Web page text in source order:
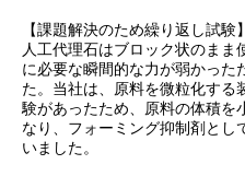
【課題解決のため繰り返し試験】
人工代理石はブロック状のま
に必要な瞬間的な力が弱かった
た。当社は、原料を微粒化す
験があったため、原料の体積を
なり、フォーミング抑制剤とし
いました。